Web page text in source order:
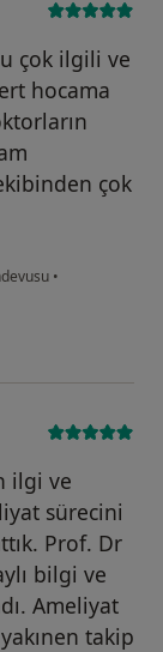
çok ilgili ve
hocama
çok
•
ilgi ve
sürecini
Prof. Dr
bilgi ve
Ameliyat
takip